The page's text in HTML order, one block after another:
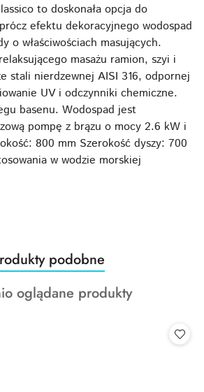
to doskonała opcja do
efektu dekoracyjnego wodospad
o właściwościach masujących.
masażu ramion, szyi i
stali nierdzewnej AISI 316, odpornej
UV i odczynniki chemiczne.
basenu. Wodospad jest
pompę z brązu o mocy 2.6 kW i
800 mm Szerokość dyszy: 700
w wodzie morskiej
produktówpodobne
oglądane produkty